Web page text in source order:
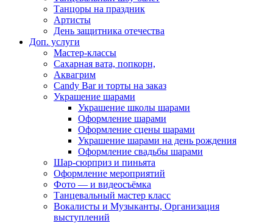
Танцоры на праздник
Артисты
День защитника отечества
Доп. услуги
Мастер-классы
Сахарная вата, попкорн,
Аквагрим
Candy Bar и торты на заказ
Украшение шарами
Украшение школы шарами
Оформление шарами
Оформление сцены шарами
Украшение шарами на день рождения
Оформление свадьбы шарами
Шар-сюрприз и пиньята
Оформление мероприятий
Фото — и видеосъёмка
Танцевальный мастер класс
Вокалисты и Музыканты, Организация
выступлений